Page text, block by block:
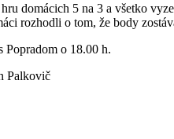
domácich 5 na 3 a všetko
rozhodli o tom, že body
Popradom o 18.00 h.
Palkovič